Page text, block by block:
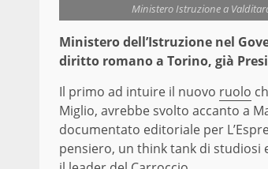
Ministero Istruzione a
Ministero dell’Istruzione nel
diritto romano a Torino, già
Il primo ad intuire il nuovo ruolo
Miglio, avrebbe svolto accanto a
documentato editoriale per
pensiero, un think tank di studiosi